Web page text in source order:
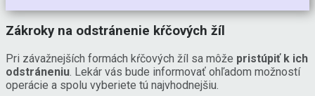
Zákroky na odstránenie kŕčových žíl
Pri závažnejších formách kŕčových žíl sa môže pristúpiť k ich
odstráneniu. Lekár vás bude informovať ohľadom možností
operácie a spolu vyberiete tú najvhodnejšiu.